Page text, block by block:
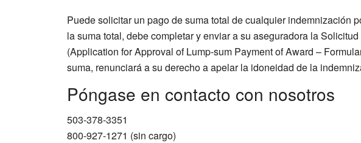
Puede solicitar un pago de suma total de cualquier indemnización
la suma total, debe completar y enviar a su aseguradora la
(Application for Approval of Lump-sum Payment of Award –
suma, renunciará a su derecho a apelar la idoneidad de la
​Póngase en contacto con nosotros
503-378-3351
800-927-1271 (sin cargo)